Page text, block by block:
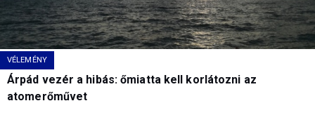
VÉLEMÉNY
Árpád vezér a hibás: őmiatta kell korlátozni az
atomerőművet